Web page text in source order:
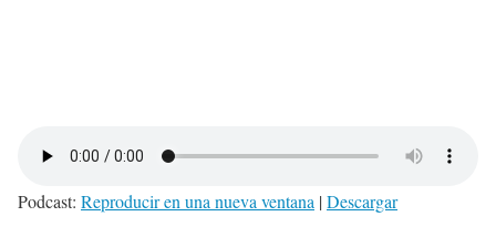
Podcast: Reproducir en una nueva ventana |Descargar